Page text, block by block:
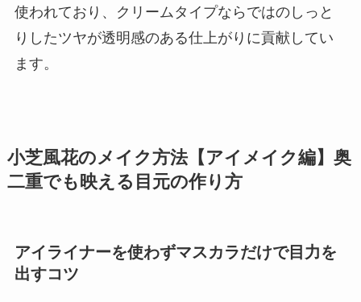
使われており、クリームタイプならではのしっと
りしたツヤが透明感のある仕上がりに貢献してい
ます。
小芝風花のメイク方法【アイメイク編】奥
二重でも映える目元の作り方
アイライナーを使わずマスカラだけで目力を
出すコツ